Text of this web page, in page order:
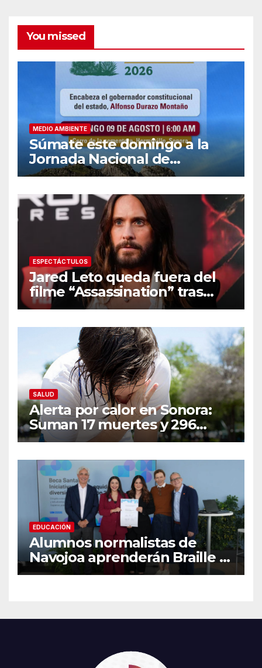
You missed
MEDIO AMBIENTE
Súmate este domingo a la
Jornada Nacional de
Reforestación 2026
ESPECTÁCTULOS
Jared Leto queda fuera del
filme “Assassination” tras
resurgir denuncias de
SALUD
Alerta por calor en Sonora:
Suman 17 muertes y 296
casos; estas son las
señales de alarma
EDUCACIÓN
Alumnos normalistas de
Navojoa aprenderán Braille y
Lengua de Señas tras ganar